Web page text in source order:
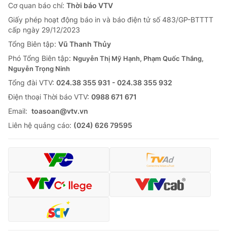
Cơ quan báo chí: Thời báo VTV
Giấy phép hoạt động báo in và báo điện tử số 483/GP-BTTTT
cấp ngày 29/12/2023
Tổng Biên tập: Vũ Thanh Thủy
Phó Tổng Biên tập: Nguyễn Thị Mỹ Hạnh, Phạm Quốc Thắng,
Nguyễn Trọng Ninh
Tổng đài VTV: 024.38 355 931 - 024.38 355 932
Ðiện thoại Thời báo VTV: 0988 671 671
Email: toasoan@vtv.vn
Liên hệ quảng cáo: (024) 626 79595